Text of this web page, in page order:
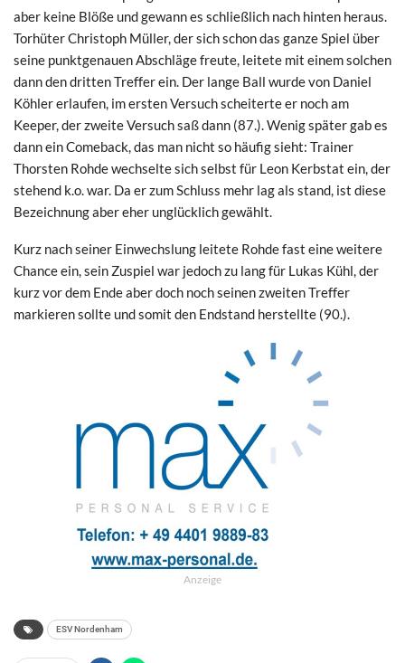
aber keine Blöße und gewann es schließlich nach hinten heraus.
Torhüter Christoph Müller, der sich schon das ganze Spiel über
seine punktgenauen Abschläge freute, leitete mit einem solchen
dann den dritten Treffer ein. Der lange Ball wurde von Daniel
Köhler erlaufen, im ersten Versuch scheiterte er noch am
Keeper, der zweite Versuch saß dann (87.). Wenig später gab es
dann ein Comeback, das man nicht so häufig sieht: Trainer
Thorsten Rohde wechselte sich selbst für Leon Kerbstat ein, der
stehend k.o. war. Da er zum Schluss mehr lag als stand, ist diese
Bezeichnung aber eher unglücklich gewählt.
Kurz nach seiner Einwechslung leitete Rohde fast eine weitere
Chance ein, sein Zuspiel war jedoch zu lang für Lukas Kühl, der
kurz vor dem Ende aber doch noch seinen zweiten Treffer
markieren sollte und somit den Endstand herstellte (90.).
Anzeige
ESV Nordenham